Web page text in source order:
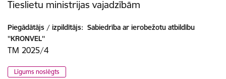
Tieslietu ministrijas vajadzībām
Piegādātājs / izpildītājs: Sabiedrība ar ierobežotu atbildību
''KRONVEL''
TM 2025/4
Līgums noslēgts